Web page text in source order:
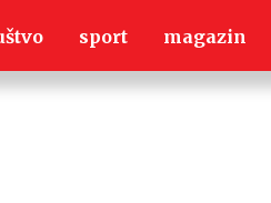
sport magazin